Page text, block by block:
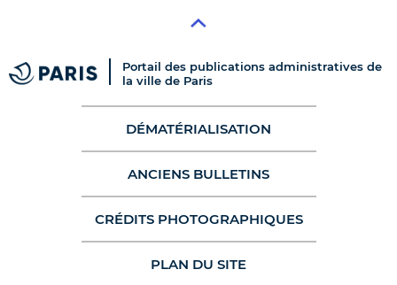
Portail des publications administratives de
la ville de Paris
DÉMATÉRIALISATION
ANCIENS BULLETINS
CRÉDITS PHOTOGRAPHIQUES
PLAN DU SITE